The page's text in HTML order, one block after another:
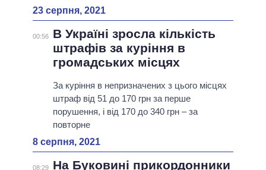
23 серпня, 2021
00:56
В Україні зросла кількість
штрафів за куріння в
громадських місцях
За куріння в непризначених з цього місцях
штраф від 51 до 170 грн за перше
порушення, і від 170 до 340 грн – за
повторне
8 серпня, 2021
08:29
На Буковині прикордонники